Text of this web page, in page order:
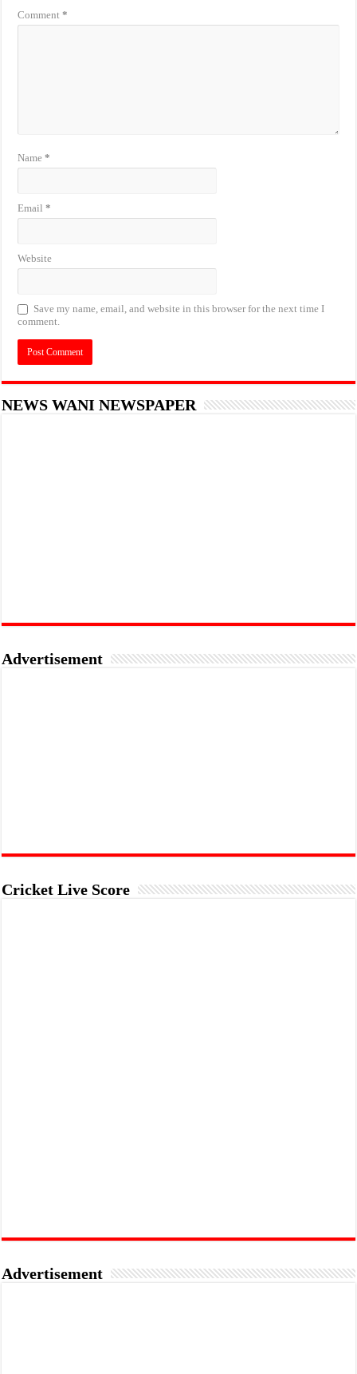
Comment*
Name*
Email*
Website
Save my name, email, and website in this browser for the next time I
comment.
NEWS WANI NEWSPAPER
Advertisement
Cricket Live Score
Advertisement